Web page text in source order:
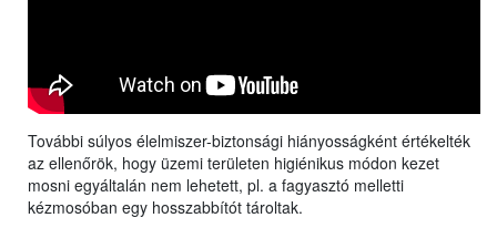
További súlyos élelmiszer-biztonsági hiányosságként értékelték
az ellenőrök, hogy üzemi területen higiénikus módon kezet
mosni egyáltalán nem lehetett, pl. a fagyasztó melletti
kézmosóban egy hosszabbítót tároltak.